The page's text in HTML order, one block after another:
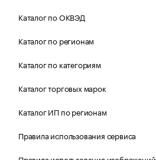
Каталог по ОКВЭД
Каталог по регионам
Каталог по категориям
Каталог торговых марок
Каталог ИП по регионам
Правила использования сервиса